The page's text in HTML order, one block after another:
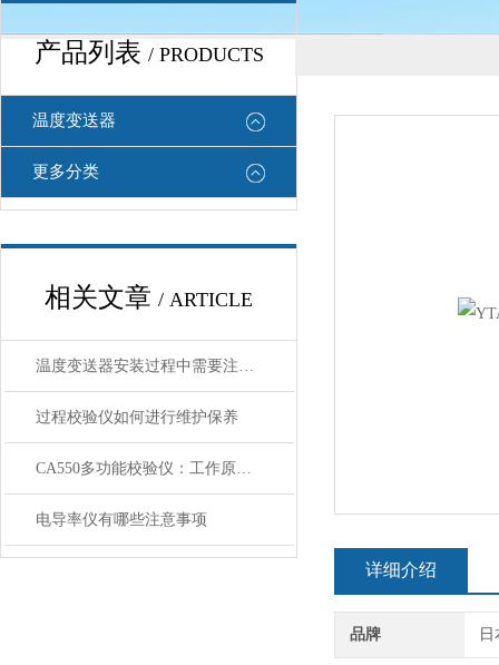
产品列表 / PRODUCTS
温度变送器
更多分类
相关文章 / ARTICLE
温度变送器安装过程中需要注意哪些细节
过程校验仪如何进行维护保养
CA550多功能校验仪：工作原理、核心功能与应用场景解析
电导率仪有哪些注意事项
详细介绍
品牌